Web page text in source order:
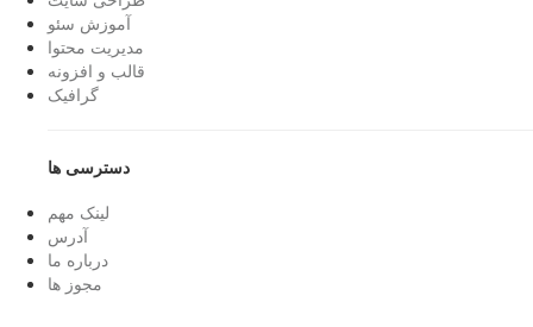
آموزش سئو
مدیریت محتوا
قالب و افزونه
گرافیک
دسترسی ها
لینک مهم
آدرس
درباره ما
مجوز ها